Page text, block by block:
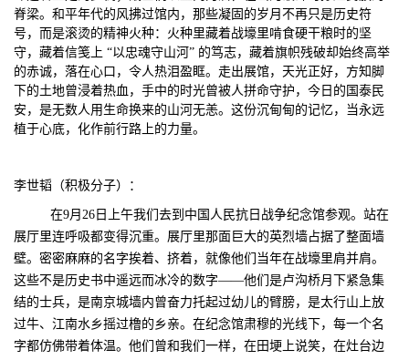
脊梁。和平年代的风拂过馆内，那些凝固的岁月不再只是历史符
号，而是滚烫的精神火种：火种里藏着战壕里啃食硬干粮时的坚
守，藏着信笺上 “以忠魂守山河” 的笃志，藏着旗帜残破却始终高举
的赤诚，落在心口，令人热泪盈眶。走出展馆，天光正好，方知脚
下的土地曾浸着热血，手中的时光曾被人拼命守护，今日的国泰民
安，是无数人用生命换来的山河无恙。这份沉甸甸的记忆，当永远
植于心底，化作前行路上的力量。
李世韬（积极分子）：
在9月26日上午我们去到中国人民抗日战争纪念馆参观。站在
展厅里连呼吸都变得沉重。展厅里那面巨大的英烈墙占据了整面墙
壁。密密麻麻的名字挨着、挤着，就像他们当年在战壕里肩并肩。
这些不是历史书中遥远而冰冷的数字——他们是卢沟桥月下紧急集
结的士兵，是南京城墙内曾奋力托起过幼儿的臂膀，是太行山上放
过牛、江南水乡摇过橹的乡亲。在纪念馆肃穆的光线下，每一个名
字都仿佛带着体温。他们曾和我们一样，在田埂上说笑，在灶台边